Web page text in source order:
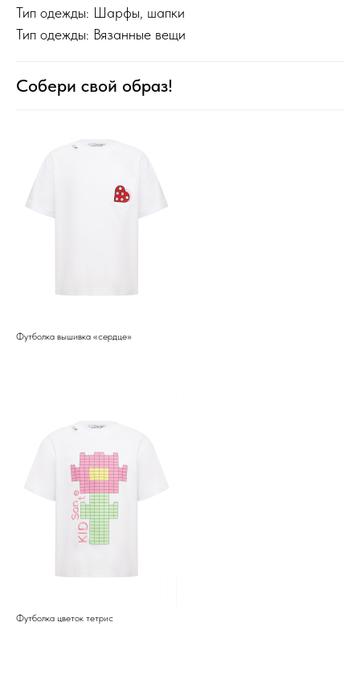
Тип одежды: Шарфы, шапки
Тип одежды: Вязанные вещи
Собери свой образ!
Футболка вышивка «сердце»
Футболка цветок тетрис